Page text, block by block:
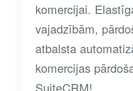
komercijai.
vajadzībām,
atbalsta
komercijas